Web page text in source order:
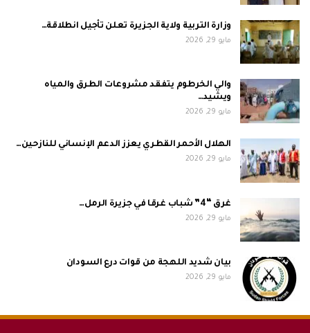
وزارة التربية ولاية الجزيرة تعلن تأجيل انطلاقة…
مايو 29, 2026
والي الخرطوم يتفقد مشروعات الطرق والمياه
ويشيد…
مايو 29, 2026
الهلال الأحمر القطري يعزز الدعم الإنساني للنازحين…
مايو 29, 2026
غرق “4” شباب غرقا في جزيرة الرمل…
مايو 29, 2026
بيان شديد اللهجة من قوات درع السودان
مايو 29, 2026